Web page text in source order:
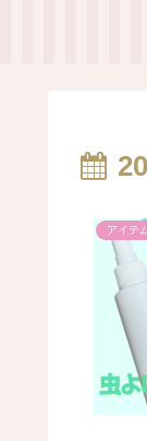
アイテ